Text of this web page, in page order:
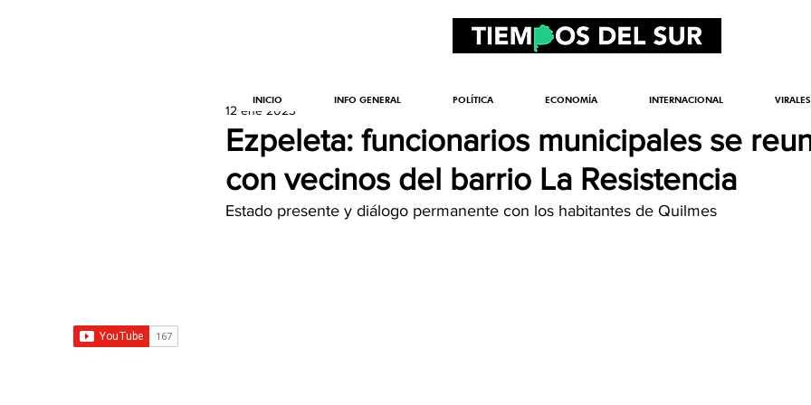
Ezpeleta: funcionarios municipales se
con vecinos del barrio La Resistencia
12 ene 2023
Estado presente y diálogo permanente con los habitantes de Quilmes
INICIO INFO GENERAL POLÍTICA ECONOMÍA INTERNACIONAL VIRALES